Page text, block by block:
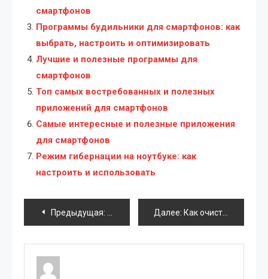
смартфонов
Программы будильники для смартфонов: как
выбрать, настроить и оптимизировать
Лучшие и полезные программы для
смартфонов
Топ самых востребованных и полезных
приложений для смартфонов
Самые интересные и полезные приложения
для смартфонов
Режим гибернации на ноутбуке: как
настроить и использовать
Навигация
по
записям
Предыдущая: Как добавлять и управлять
Далее: Как очистить планшет от всего лишнего: полное руководство